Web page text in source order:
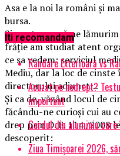
Asa e la noi la români și
bursa.
Și pentru ca să ne
frăție am studiat atent
ce sa vedem: serviciul
Mediu, dar la loc de
directorului adjunct…
Și ca de, văzând locul de
făcându-ne curioși cui au
drep prin D. E. 114 /2008
descoperit:
Iti recomandam
Randare Exterioară vs
Acuzat pe nedrept?
important
Gardul din aluminiu
Ziua Timișoarei 2026,